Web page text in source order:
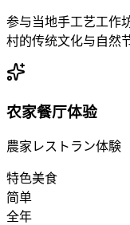
参与当地手工艺工作
村的传统文化与自然
农家餐厅体验
農家レストラン体験
特色美食
简单
全年